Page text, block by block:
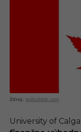
redbubble.com
University of